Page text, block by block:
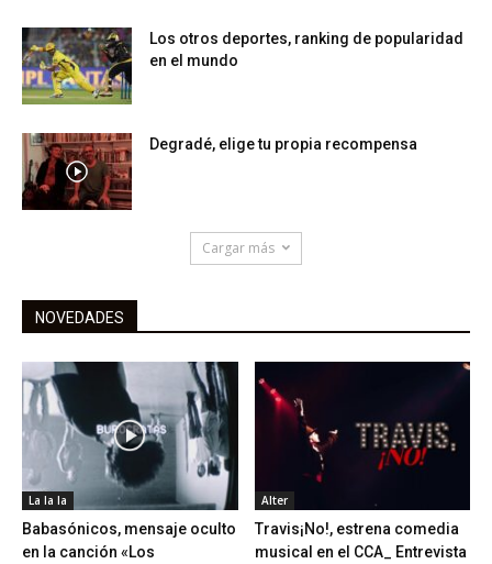
Los otros deportes, ranking de popularidad
en el mundo
Degradé, elige tu propia recompensa
Cargar más
NOVEDADES
La la la
Babasónicos, mensaje oculto
en la canción «Los
Alter
Travis¡No!, estrena comedia
musical en el CCA_ Entrevista